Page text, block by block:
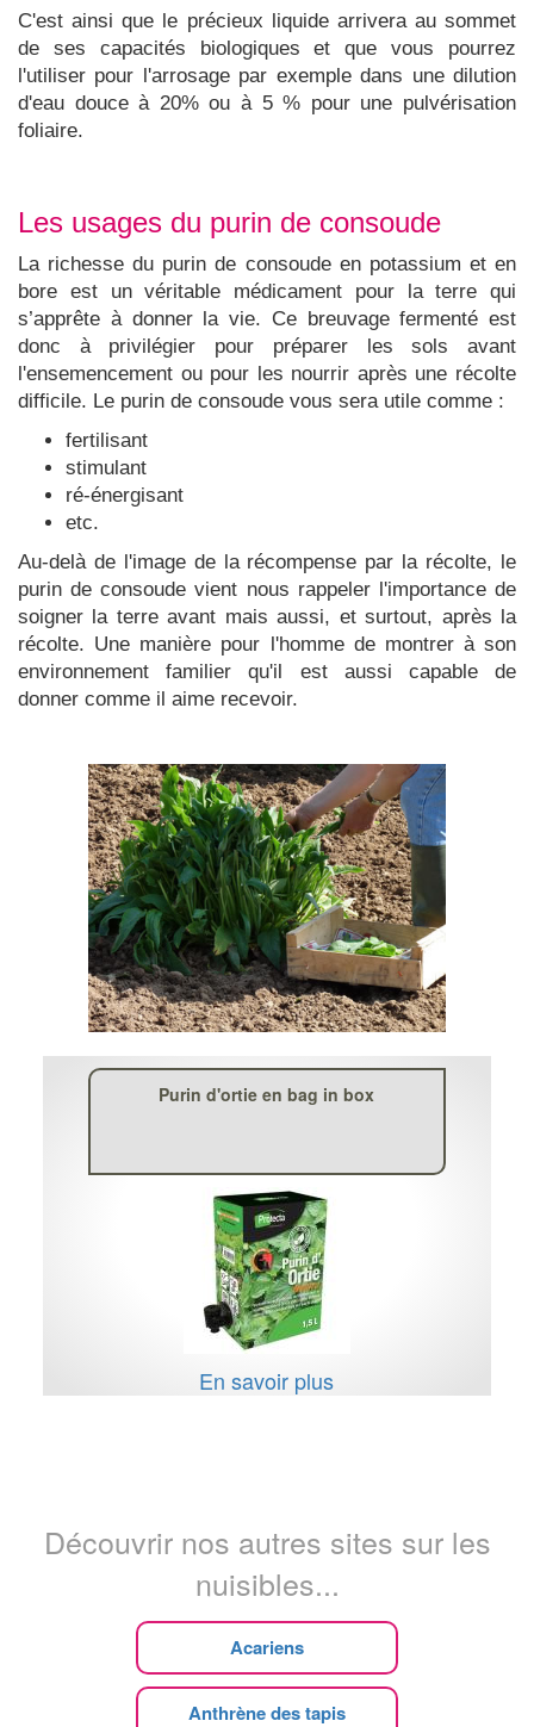
C'est ainsi que le précieux liquide arrivera au sommet
de ses capacités biologiques et que vous pourrez
l'utiliser pour l'arrosage par exemple dans une dilution
d'eau douce à 20% ou à 5 % pour une pulvérisation
foliaire.
Les usages du purin de consoude
La richesse du purin de consoude en potassium et en
bore est un véritable médicament pour la terre qui
s’apprête à donner la vie. Ce breuvage fermenté est
donc à privilégier pour préparer les sols avant
l'ensemencement ou pour les nourrir après une récolte
difficile. Le purin de consoude vous sera utile comme :
fertilisant
stimulant
ré-énergisant
etc.
Au-delà de l'image de la récompense par la récolte, le
purin de consoude vient nous rappeler l'importance de
soigner la terre avant mais aussi, et surtout, après la
récolte. Une manière pour l'homme de montrer à son
environnement familier qu'il est aussi capable de
donner comme il aime recevoir.
Purin d'ortie en bag in box
En savoir plus
Découvrir nos autres sites sur les
nuisibles...
Acariens
Anthrène des tapis